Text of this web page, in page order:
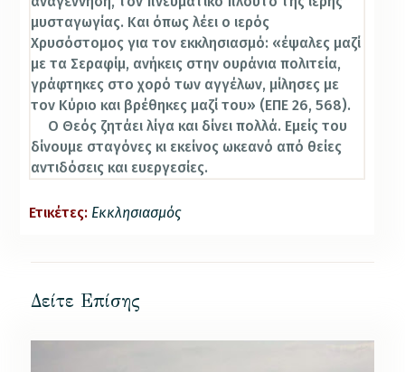
μυσταγωγίας. Και όπως λέει ο ιερός
Χρυσόστομος για τον εκκλησιασμό: «έψαλες μαζί
με τα Σεραφίμ, ανήκεις στην ουράνια πολιτεία,
γράφτηκες στο χορό των αγγέλων, μίλησες με
τον Κύριο και βρέθηκες μαζί του» (ΕΠΕ 26, 568).
Ο Θεός ζητάει λίγα και δίνει πολλά. Εμείς του
δίνουμε σταγόνες κι εκείνος ωκεανό από θείες
αντιδόσεις και ευεργεσίες.
Ετικέτες: Εκκλησιασμός
Δείτε Επίσης